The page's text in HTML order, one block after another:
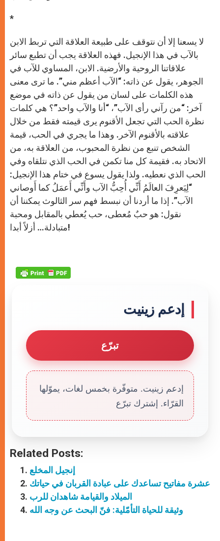
*
لا يسعنا إلا أن نتوقف على طبيعة العلاقة التي تربط الابن
بالآب في هذا الإنجيل. فهذه العلاقة يجب أن تطبع سائر
علاقاتنا الروحية والأرضية. الابن، المساوي للآب في
الجوهر، يقول عن ذاته: “الآب أعظم مني”. ما ترى معنى
هذه الكلمات على لسان من يقول عن ذاته في موضع
آخر: “من رآني رأى الآب”، “أنا والآب واحد”؟ هي كلمات
نظرة الحب التي تجعل الأقنوم يرى قيمته فقط من خلال
علاقته بالأقنوم الآخر. وهذا ما يجري في الحب، قيمة
الشخص تنبع من نظرة المحبوب، من العلاقة به، من
الاتحاد به. فقيمة كل منا تكمن في الحب الذي نتلقاه وفي
الحب الذي نعطيه. ولذا يقول يسوع في ختام هذا الإنجيل:
“لِيَعرِفَ العالَمُ أَنِّي أُحِبُّ الآب وأَنِّي أَعمَلُ كما أَوصاني
الآب”. إذا ما أردنا أن نبسط فهم سر الثالوث يمكننا أن
نقول: هو حبٌ مُعطى، حب يُعطي بالمقابل ومحبة
متبادلة… أزلاً أبدا!
إدعم زينيت
تبرّع
إدعم زينيت. متوفّرة بخمس لغات، يموّلها
القرّاء. إشترك تبرّع
Related Posts:
إنجيل المخلع
عشرة مفاتيح تساعدك على عبادة القربان في حياتك
الميلاد والقيامة شاهدان للرب
وثيقة للحياة التأمّلية: فنّ البحث عن وجه الله